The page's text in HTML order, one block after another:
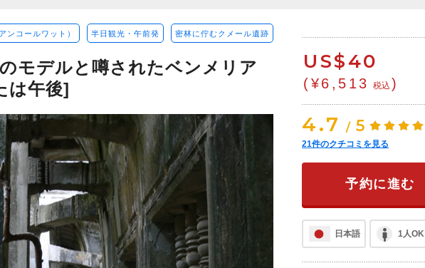
ンコールワット） 半日観光・午前発 密林に佇むクメール遺跡
モデルと噂されたベンメリア
は午後]
US$40
(¥6,513 税込 )
4.7 / 5
21件のクチコミを見る
予約に進む
日本語 1人OK